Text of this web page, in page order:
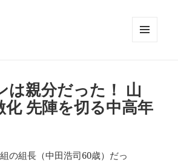
は親分だった！ 山
化 先陣を切る中高年
の組長（中田浩司60歳）だっ